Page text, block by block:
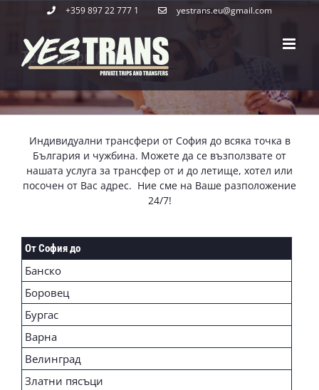
content
+359 897 22 777 1 yestrans.eu@gmail.com
Трансфери София
Индивидуални трансфери от София до всяка точка в
България и чужбина. Можете да се възползвате от
нашата услуга за трансфер от и до летище, хотел или
посочен от Вас адрес. Ние сме на Ваше разположение
24/7!
От София до
Банско
Боровец
Бургас
Варна
Велинград
Златни пясъци